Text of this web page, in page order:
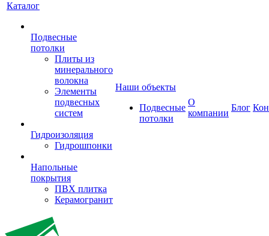
Каталог
Подвесные
потолки
Плиты из
минерального
волокна
Элементы
подвесных
систем
Гидроизоляция
Гидрошпонки
Напольные
покрытия
ПВХ плитка
Керамогранит
Наши объекты
Подвесные
потолки
О
компании
Блог